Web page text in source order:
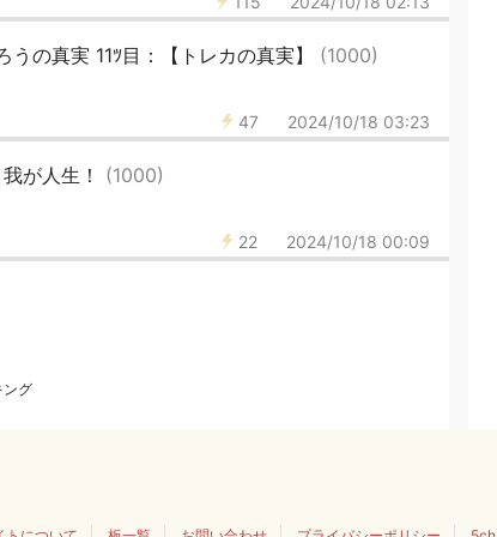
うの真実 11ﾂ目：【トレカの真実】 (1000)
47 2024/10/18 03:23
が人生！ (1000)
22 2024/10/18 00:09
ング